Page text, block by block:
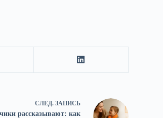
СЛЕД. ЗАПИСЬ
рассказывают: как